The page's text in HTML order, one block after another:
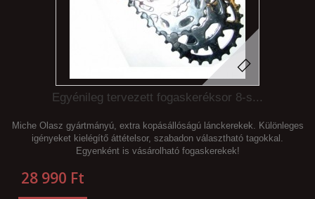
Egyénileg tervezett fogaskeréksor 8-s...
Miche Olasz gyártmányú, extra kopásállóságú lánckerekek. Különleges
igényeket kielégítő áttételsor, szabadon választható tagokkal.
Egyenként is vásárolható fogaskerekek!
28 990 Ft‎